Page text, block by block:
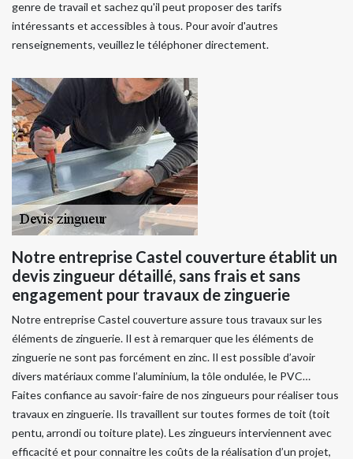
genre de travail et sachez qu'il peut proposer des tarifs
intéressants et accessibles à tous. Pour avoir d'autres
renseignements, veuillez le téléphoner directement.
Notre entreprise Castel couverture établit un
devis zingueur détaillé, sans frais et sans
engagement pour travaux de zinguerie
Notre entreprise Castel couverture assure tous travaux sur les
éléments de zinguerie. Il est à remarquer que les éléments de
zinguerie ne sont pas forcément en zinc. Il est possible d’avoir
divers matériaux comme l’aluminium, la tôle ondulée, le PVC…
Faites confiance au savoir-faire de nos zingueurs pour réaliser tous
travaux en zinguerie. Ils travaillent sur toutes formes de toit (toit
pentu, arrondi ou toiture plate). Les zingueurs interviennent avec
efficacité et pour connaitre les coûts de la réalisation d’un projet,